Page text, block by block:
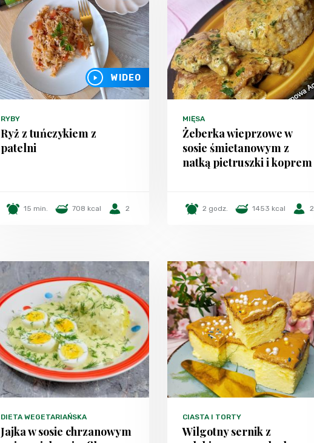
WIDEO
RYBY
Ryż z tuńczykiem z
patelni
15 min. 708 kcal 2
MIĘSA
Żeberka wieprzowe w
sosie śmietanowym z
natką pietruszki i koprem
2 godz. 1453 kcal 2
DIETA WEGETARIAŃSKA
Jajka w sosie chrzanowym
CIASTA I TORTY
Wilgotny sernik z